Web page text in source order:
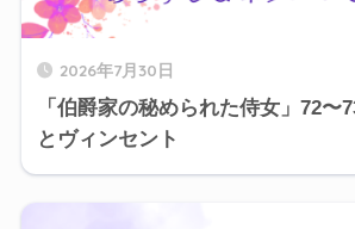
2026年7月30日
「伯爵家の秘められた侍女」72〜
とヴィンセント